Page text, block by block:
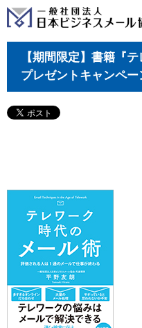
【期間限定】書籍『
プレゼントキャンペ